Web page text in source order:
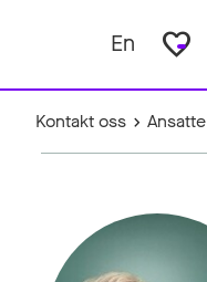
En favorite_border
Kontakt oss Ansatte